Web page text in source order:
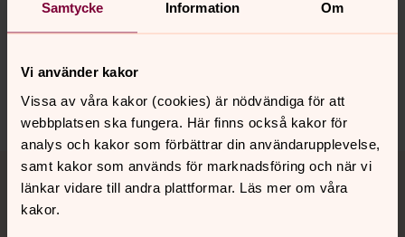
Samtycke Information Om
Vi använder kakor
Vissa av våra kakor (cookies) är nödvändiga för att
webbplatsen ska fungera. Här finns också kakor för
analys och kakor som förbättrar din användarupplevelse,
samt kakor som används för marknadsföring och när vi
länkar vidare till andra plattformar. Läs mer om våra
kakor.
innehåll?
huskvarna.pastorat@svenskakyrkan.se
Dela
Tillbaka till toppen
Tillbaka till innehållet